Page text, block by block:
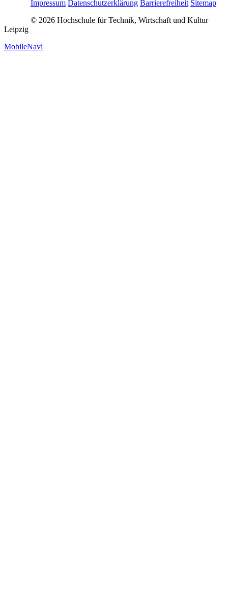
Impressum Datenschutzerklärung Barrierefreiheit Sitemap
© 2026 Hochschule für Technik, Wirtschaft und Kultur
Leipzig
MobileNavi